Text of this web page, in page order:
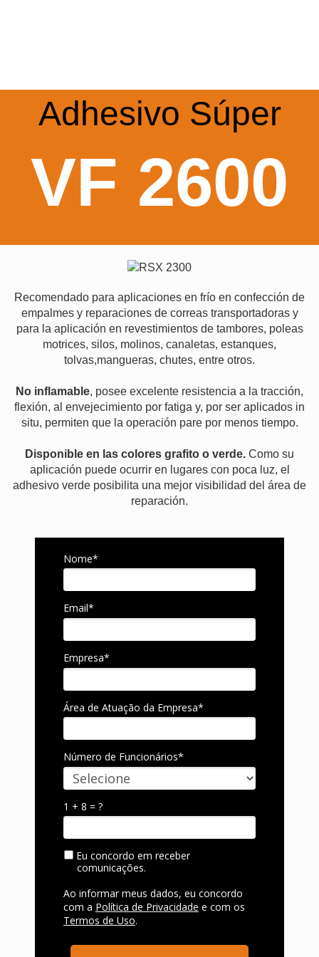
Adhesivo Súper
VF 2600
Recomendado para aplicaciones en frío en confección de
empalmes y reparaciones de correas transportadoras y
para la aplicación en revestimientos de tambores, poleas
motrices, silos, molinos, canaletas, estanques,
tolvas,mangueras, chutes, entre otros.
No inflamable, posee excelente resistencia a la tracción,
flexión, al envejecimiento por fatiga y, por ser aplicados in
situ, permiten que la operación pare por menos tiempo.
Disponible en las colores grafito o verde. Como su
aplicación puede ocurrir en lugares con poca luz, el
adhesivo verde posibilita una mejor visibilidad del área de
reparación.
Nome*
Email*
Empresa*
Área de Atuação da Empresa*
Número de Funcionários*
1 + 8 = ?
Eu concordo em receber
comunicações.
Ao informar meus dados, eu concordo
com a Política de Privacidade e com os
Termos de Uso.